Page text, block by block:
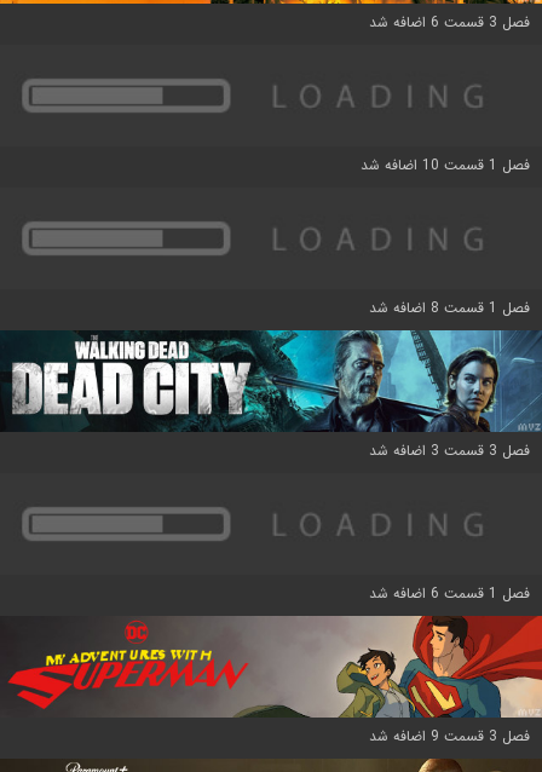
فصل 3 قسمت 6 اضافه شد
فصل 1 قسمت 10 اضافه شد
فصل 1 قسمت 8 اضافه شد
فصل 3 قسمت 3 اضافه شد
فصل 1 قسمت 6 اضافه شد
فصل 3 قسمت 9 اضافه شد